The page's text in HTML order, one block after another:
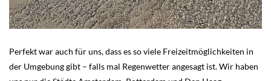
Perfekt war auch für uns, dass es so viele Freizeitmöglichkeiten in
der Umgebung gibt – falls mal Regenwetter angesagt ist. Wir haben